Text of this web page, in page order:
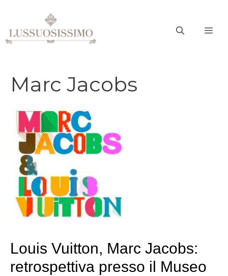
contenuto
Marc Jacobs
Louis Vuitton, Marc Jacobs:
retrospettiva presso il Museo